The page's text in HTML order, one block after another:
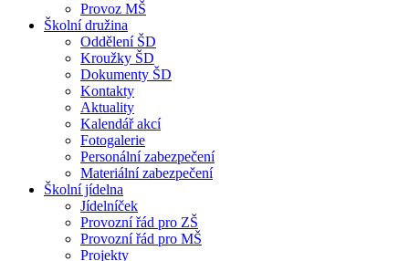
Provoz MŠ
Školní družina
Oddělení ŠD
Kroužky ŠD
Dokumenty ŠD
Kontakty
Aktuality
Kalendář akcí
Fotogalerie
Personální zabezpečení
Materiální zabezpečení
Školní jídelna
Jídelníček
Provozní řád pro ZŠ
Provozní řád pro MŠ
Projekty